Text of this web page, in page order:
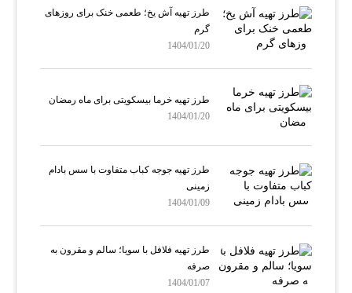
طرز تهیه آش یخ؛ طعمی خنک برای روزهای
گرم
1404/01/20
طرز تهیه خرما بیسکویتی برای ماه رمضان
1404/01/20
طرز تهیه جوجه کباب متفاوت با سس بادام
زمینی
1404/01/09
طرز تهیه فلافل با سویا؛ سالم و مقرون‌ به
صرفه
1404/01/07